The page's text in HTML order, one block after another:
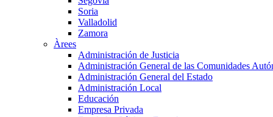
Soria
Valladolid
Zamora
Àrees
Administración de Justicia
Administración General de las Comunidades
Administración General del Estado
Administración Local
Educación
Empresa Privada